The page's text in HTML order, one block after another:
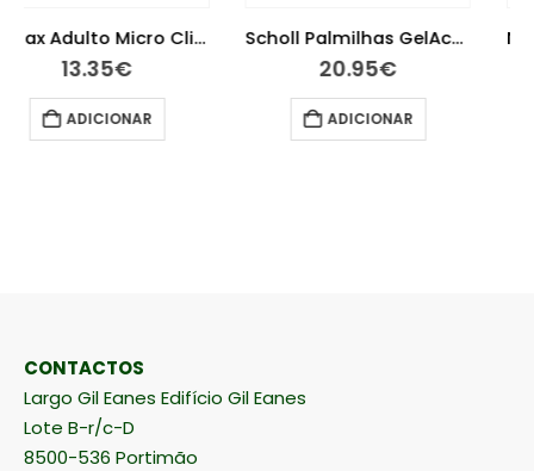
20.95
ADICIONAR
Neobianacid 14 Comprimidos
11.20
ADICIONAR
CONTACTOS
Largo Gil Eanes Edifício Gil Eanes
Lote B-r/c-D
8500-536 Portimão